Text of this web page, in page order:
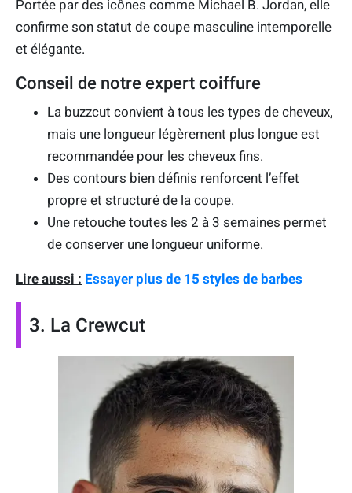
Portée par des icônes comme Michael B. Jordan, elle
confirme son statut de coupe masculine intemporelle
et élégante.
Conseil de notre expert coiffure
La buzzcut convient à tous les types de cheveux,
mais une longueur légèrement plus longue est
recommandée pour les cheveux fins.
Des contours bien définis renforcent l’effet
propre et structuré de la coupe.
Une retouche toutes les 2 à 3 semaines permet
de conserver une longueur uniforme.
Lire aussi : Essayer plus de 15 styles de barbes
3. La Crewcut